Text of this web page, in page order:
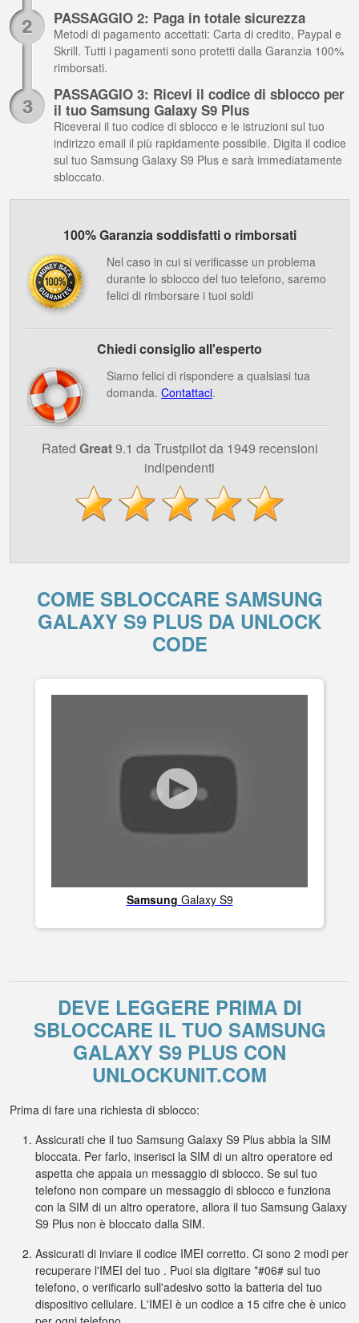
PASSAGGIO 2: Paga in totale sicurezza
Metodi di pagamento accettati: Carta di credito, Paypal e
Skrill. Tutti i pagamenti sono protetti dalla Garanzia 100%
rimborsati.
PASSAGGIO 3: Ricevi il codice di sblocco per
il tuo Samsung Galaxy S9 Plus
Riceverai il tuo codice di sblocco e le istruzioni sul tuo
indirizzo email il più rapidamente possibile. Digita il codice
sul tuo Samsung Galaxy S9 Plus e sarà immediatamente
sbloccato.
100% Garanzia soddisfatti o rimborsati
Nel caso in cui si verificasse un problema
durante lo sblocco del tuo telefono, saremo
felici di rimborsare i tuoi soldi
Chiedi consiglio all'esperto
Siamo felici di rispondere a qualsiasi tua
domanda. Contattaci.
Rated Great9.1 da Trustpilot da 1949 recensioni
indipendenti
COME SBLOCCARE SAMSUNG
GALAXY S9 PLUS DA UNLOCK
CODE
Samsung Galaxy S9
DEVE LEGGERE PRIMA DI
SBLOCCARE IL TUO SAMSUNG
GALAXY S9 PLUS CON
UNLOCKUNIT.COM
Prima di fare una richiesta di sblocco:
Assicurati che il tuo Samsung Galaxy S9 Plus abbia la SIM
bloccata. Per farlo, inserisci la SIM di un altro operatore ed
aspetta che appaia un messaggio di sblocco. Se sul tuo
telefono non compare un messaggio di sblocco e funziona
con la SIM di un altro operatore, allora il tuo Samsung Galaxy
S9 Plus non è bloccato dalla SIM.
Assicurati di inviare il codice IMEI corretto. Ci sono 2 modi per
recuperare l'IMEI del tuo . Puoi sia digitare *#06# sul tuo
telefono, o verificarlo sull'adesivo sotto la batteria del tuo
dispositivo cellulare. L'IMEI è un codice a 15 cifre che è unico